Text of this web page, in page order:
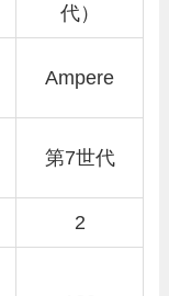
代）
Ampere
第7世代
2